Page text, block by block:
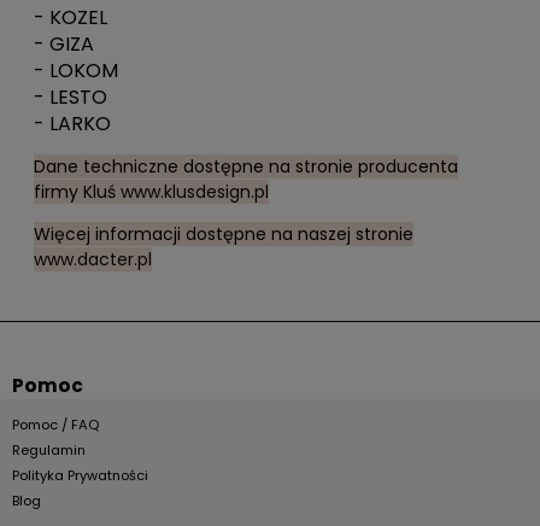
- KOZEL
- GIZA
- LOKOM
- LESTO
- LARKO
Dane techniczne dostępne na stronie producenta
firmy Kluś www.klusdesign.pl
Więcej informacji dostępne na naszej stronie
www.dacter.pl
Pomoc
Pomoc / FAQ
Regulamin
Polityka Prywatności
Blog